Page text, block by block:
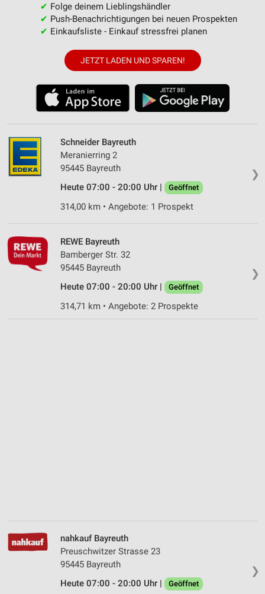
✔ Folge deinem Lieblingshändler
✔ Push-Benachrichtigungen bei neuen Prospekten
✔ Einkaufsliste - Einkauf stressfrei planen
JETZT LADEN UND SPAREN!
❯
Schneider Bayreuth
Meranierring 2
95445 Bayreuth
Heute 07:00 - 20:00 Uhr |
Geöffnet
314,00 km • Angebote: 1 Prospekt
❯
REWE Bayreuth
Bamberger Str. 32
95445 Bayreuth
Heute 07:00 - 20:00 Uhr |
Geöffnet
314,71 km • Angebote: 2 Prospekte
❯
nahkauf Bayreuth
Preuschwitzer Strasse 23
95445 Bayreuth
Heute 07:00 - 20:00 Uhr |
Geöffnet